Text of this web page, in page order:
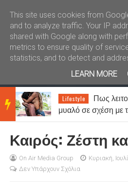
Καλώς ήλθατε
BRE
AKIN
Lifestyle
Πως
μυαλό σε σχέση με
Καιρός: Ζέστη
On Air Media Group
Κυριακή,
Δεν Υπάρχουν Σχόλια
This site uses cookies from
and to analyze traffic. Your IP
shared with Google along with
metrics to ensure quality of
statistics, and to detect and
LEARN MORE